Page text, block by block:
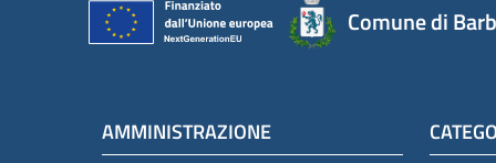
Comune di
AMMINISTRAZIONE